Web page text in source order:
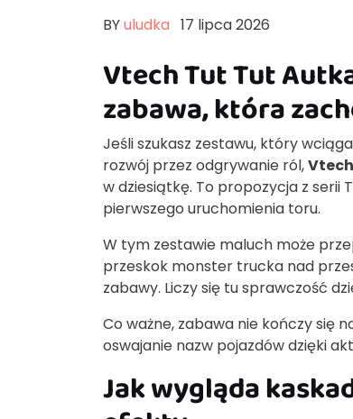
BYuludka 17 lipca 2026
Vtech Tut Tut
zabawa, która
Jeśli szukasz zestawu, który
rozwój przez odgrywanie ról,
w dziesiątkę. To propozycja z serii
pierwszego uruchomienia toru.
W tym zestawie maluch może
przeskok monster trucka nad
zabawy. Liczy się tu sprawczość
Co ważne, zabawa nie kończy się
oswajanie nazw pojazdów dzięki
Jak wygląda